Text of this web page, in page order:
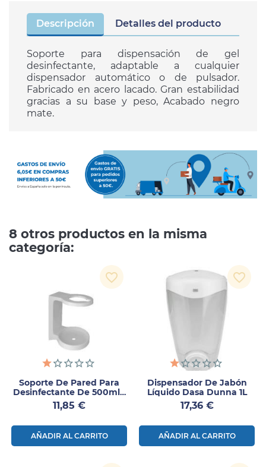
Descripción Detalles del producto
Soporte para dispensación de gel
desinfectante, adaptable a cualquier
dispensador automático o de pulsador.
Fabricado en acero lacado. Gran estabilidad
gracias a su base y peso, Acabado negro
mate.
8 otros productos en la misma
categoría:
Soporte De Pared Para
Desinfectante De 500ml 1
Ud
Precio
11,85 €
AÑADIR AL CARRITO
favorite_border
Dispensador De Jabón
Líquido Dasa Dunna 1L
Precio
17,36 €
AÑADIR AL CARRITO
favorite_border